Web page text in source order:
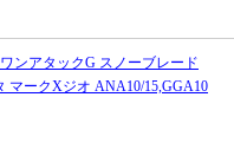
ンアタックG スノーブレード
マークXジオ ANA10/15,GGA10